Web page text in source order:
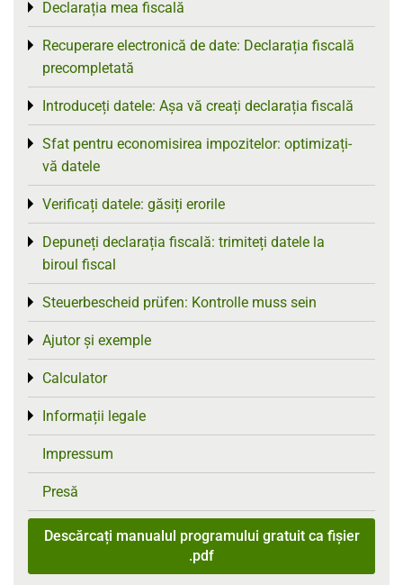
Declarația mea fiscală
Toggle menu
Recuperare electronică de date: Declarația fiscală
precompletată
Toggle menu
Introduceți datele: Așa vă creați declarația fiscală
Toggle menu
Sfat pentru economisirea impozitelor: optimizați-
vă datele
Toggle menu
Verificați datele: găsiți erorile
Toggle menu
Depuneți declarația fiscală: trimiteți datele la
biroul fiscal
Toggle menu
Steuerbescheid prüfen: Kontrolle muss sein
Toggle menu
Ajutor și exemple
Toggle menu
Calculator
Toggle menu
Informații legale
Toggle menu
Impressum
Presă
Descărcați manualul programului gratuit ca fișier
.pdf